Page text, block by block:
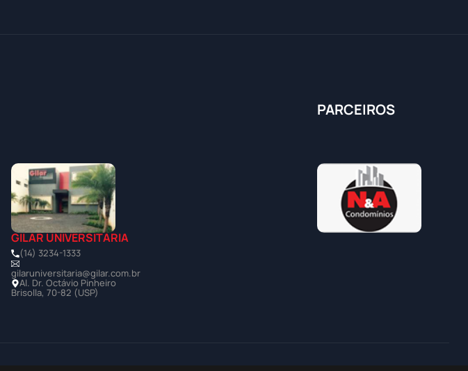
PARCEIROS
GILAR UNIVERSITÁRIA
(14) 3234-1333
gilaruniversitaria@gilar.com.br
Al. Dr. Octávio Pinheiro
Brisolla, 70-82 (USP)